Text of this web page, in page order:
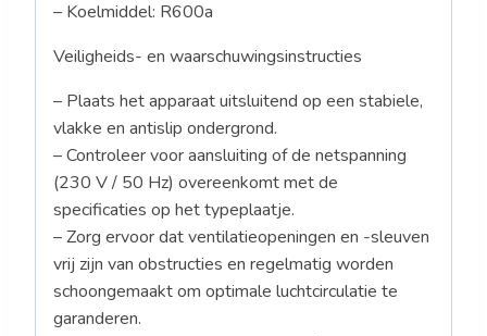
– Koelmiddel: R600a
Veiligheids- en waarschuwingsinstructies
– Plaats het apparaat uitsluitend op een stabiele,
vlakke en antislip ondergrond.
– Controleer voor aansluiting of de netspanning
(230 V / 50 Hz) overeenkomt met de
specificaties op het typeplaatje.
– Zorg ervoor dat ventilatieopeningen en -sleuven
vrij zijn van obstructies en regelmatig worden
schoongemaakt om optimale luchtcirculatie te
garanderen.